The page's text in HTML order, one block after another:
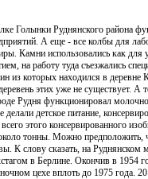
Голынки Руднянского района
А еще - все колбы для
Камни использовались как для
на работу туда съезжались
из которых находился в деревне
этих уже не существует. А
Рудня функционировал
детское питание,
этого консервированного
тонны. Можно предположить,
К слову сказать, на Руднянском
в Берлине. Окончив в 1954
цехе вплоть до 1975 года.